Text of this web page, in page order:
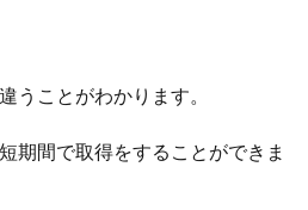
うことがわかります。
期間で取得をすることができま